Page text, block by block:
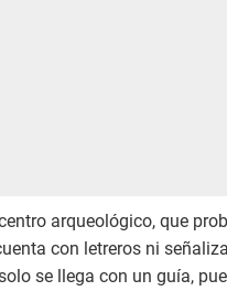
arqueológico, que
con letreros ni
se llega con un guía,